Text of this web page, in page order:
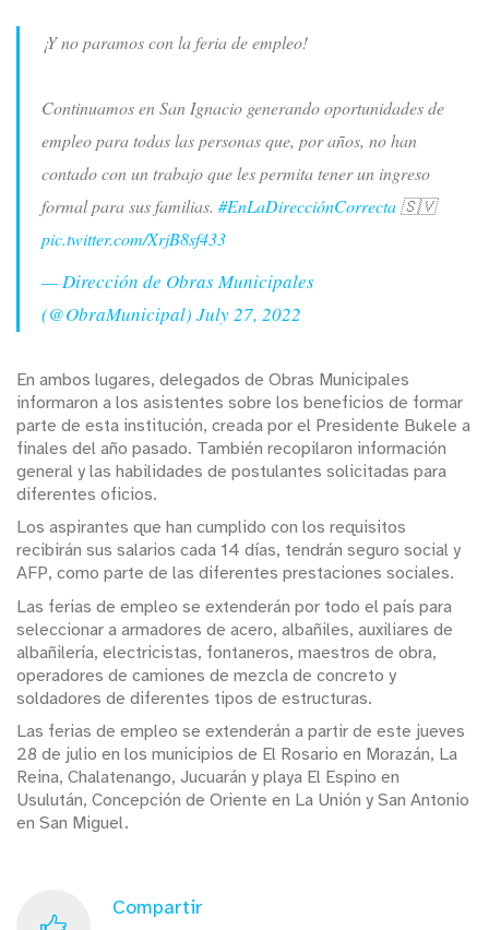
¡Y no paramos con la feria de empleo!
Continuamos en San Ignacio generando oportunidades de
empleo para todas las personas que, por años, no han
contado con un trabajo que les permita tener un ingreso
formal para sus familias. #EnLaDirecciónCorrecta🇸🇻
pic.twitter.com/XrjB8sf433
— Dirección de Obras Municipales
(@ObraMunicipal) July 27, 2022
En ambos lugares, delegados de Obras Municipales
informaron a los asistentes sobre los beneficios de formar
parte de esta institución, creada por el Presidente Bukele a
finales del año pasado. También recopilaron información
general y las habilidades de postulantes solicitadas para
diferentes oficios.
Los aspirantes que han cumplido con los requisitos
recibirán sus salarios cada 14 días, tendrán seguro social y
AFP, como parte de las diferentes prestaciones sociales.
Las ferias de empleo se extenderán por todo el país para
seleccionar a armadores de acero, albañiles, auxiliares de
albañilería, electricistas, fontaneros, maestros de obra,
operadores de camiones de mezcla de concreto y
soldadores de diferentes tipos de estructuras.
Las ferias de empleo se extenderán a partir de este jueves
28 de julio en los municipios de El Rosario en Morazán, La
Reina, Chalatenango, Jucuarán y playa El Espino en
Usulután, Concepción de Oriente en La Unión y San Antonio
en San Miguel.
Compartir